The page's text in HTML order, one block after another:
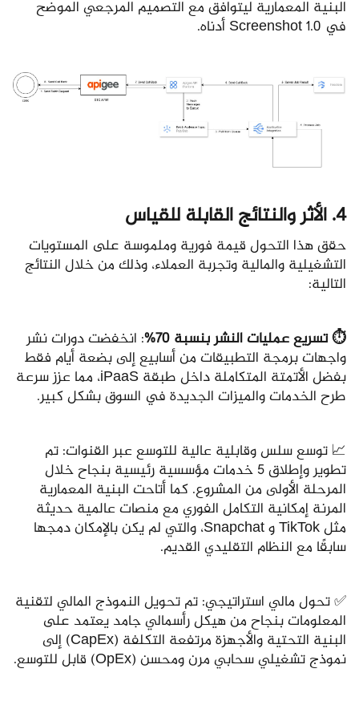
البنية المعمارية ليتوافق مع التصميم المرجعي الموضح
في Screenshot 1.0 أدناه.
4. الأثر والنتائج القابلة للقياس
حقق هذا التحول قيمة فورية وملموسة على المستويات
التشغيلية والمالية وتجربة العملاء، وذلك من خلال النتائج
التالية:
⏱️ تسريع عمليات النشر بنسبة 70%
: انخفضت دورات نشر
واجهات برمجة التطبيقات من أسابيع إلى بضعة أيام فقط
بفضل الأتمتة المتكاملة داخل طبقة iPaaS، مما عزز سرعة
طرح الخدمات والميزات الجديدة في السوق بشكل كبير.
📈 توسع سلس وقابلية عالية للتوسع عبر القنوات: تم
تطوير وإطلاق 5 خدمات مؤسسية رئيسية بنجاح خلال
المرحلة الأولى من المشروع. كما أتاحت البنية المعمارية
المرنة إمكانية التكامل الفوري مع منصات عالمية حديثة
مثل TikTok و Snapchat، والتي لم يكن بالإمكان دمجها
سابقًا مع النظام التقليدي القديم.
✅ تحول مالي استراتيجي: تم تحويل النموذج المالي لتقنية
المعلومات بنجاح من هيكل رأسمالي جامد يعتمد على
البنية التحتية والأجهزة مرتفعة التكلفة (CapEx) إلى
نموذج تشغيلي سحابي مرن ومحسن (OpEx) قابل للتوسع.